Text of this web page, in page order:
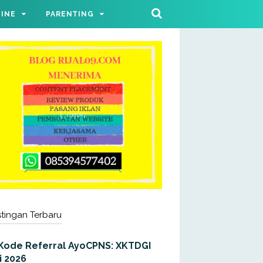
PARENTING
Terbaru
Referral AyoCPNS: XKTDGI
2026